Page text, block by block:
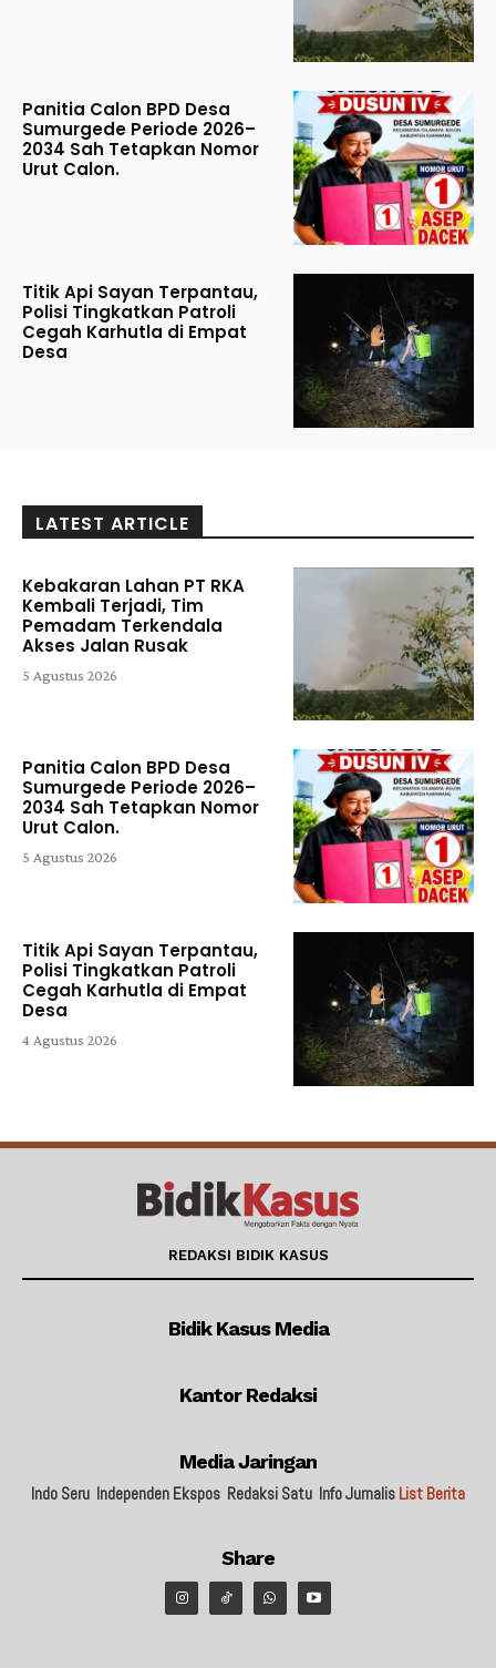
Panitia Calon BPD Desa
Sumurgede Periode 2026–
2034 Sah Tetapkan Nomor
Urut Calon.
Titik Api Sayan Terpantau,
Polisi Tingkatkan Patroli
Cegah Karhutla di Empat
Desa
LATEST ARTICLE
Kebakaran Lahan PT RKA
Kembali Terjadi, Tim
Pemadam Terkendala
Akses Jalan Rusak
5 Agustus 2026
Panitia Calon BPD Desa
Sumurgede Periode 2026–
2034 Sah Tetapkan Nomor
Urut Calon.
5 Agustus 2026
Titik Api Sayan Terpantau,
Polisi Tingkatkan Patroli
Cegah Karhutla di Empat
Desa
4 Agustus 2026
REDAKSI BIDIK KASUS
Bidik Kasus Media
Kantor Redaksi
Media Jaringan
Indo Seru Independen Ekspos Redaksi Satu Info Jurnalis List Berita
Share